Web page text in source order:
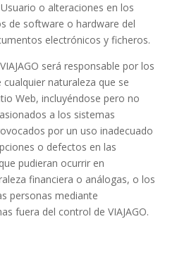
o alteraciones en los
de software o hardware del
electrónicos y ficheros.
será responsable por los
naturaleza que se
Web, incluyéndose pero no
a los sistemas
por un uso inadecuado
o defectos en las
pudieran ocurrir en
financiera o análogas, o los
personas mediante
fuera del control de VIAJAGO.